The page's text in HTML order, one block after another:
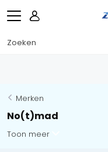
Merken
No(t)mad
Toon meer